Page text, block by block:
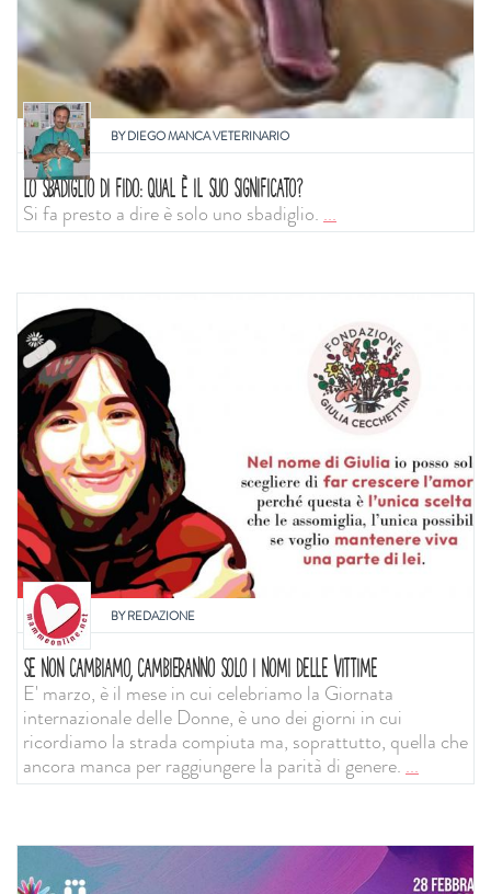
BYDIEGO MANCA VETERINARIO
LO SBADIGLIO DI FIDO: QUAL È IL SUO SIGNIFICATO?
Si fa presto a dire è solo uno sbadiglio....
BYREDAZIONE
SE NON CAMBIAMO, CAMBIERANNO SOLO I NOMI DELLE VITTIME
E' marzo, è il mese in cui celebriamo la Giornata
internazionale delle Donne, è uno dei giorni in cui
ricordiamo la strada compiuta ma, soprattutto, quella che
ancora manca per raggiungere la parità di genere. ...